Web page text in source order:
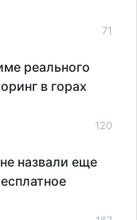
71
реального
в горах
120
назвали еще